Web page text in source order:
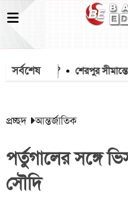
সর্বশেষ
কোথায়? শেরপুর সীমান্তে
প্রচ্ছদ আন্তর্জাতিক
পর্তুগালের সঙ্গে
সৌদি